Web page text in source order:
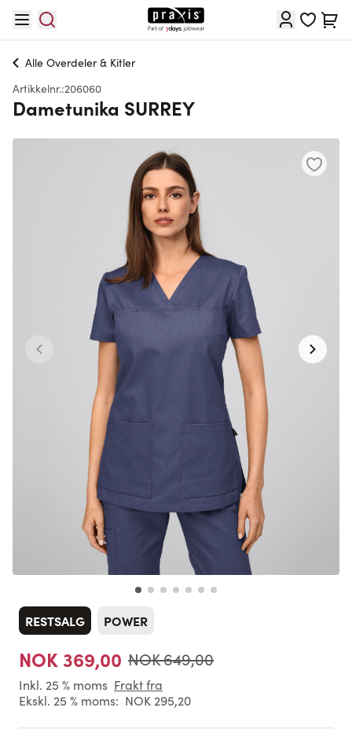
Cart
Alle Overdeler & Kitler
Artikkelnr.:206060
Dametunika SURREY
RESTSALG POWER
NOK 369,00 NOK 649,00
Inkl. 25 % moms Frakt fra
Ekskl. 25 % moms: NOK 295,20